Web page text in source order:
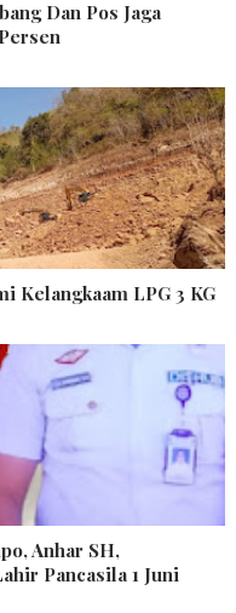
Dan Pos Jaga
Kelangkaam LPG 3 KG
Anhar SH,
Pancasila 1 Juni